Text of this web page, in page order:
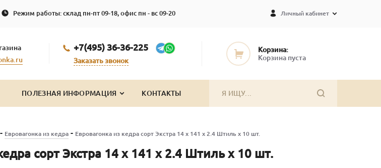
Режим работы: склад пн-пт 09-18, офис пн - вс 09-20 Личный кабинет
+7(495) 36-36-225
Заказать звонок
Корзина:
Корзина пуста
ПОЛЕЗНАЯ ИНФОРМАЦИЯ КОНТАКТЫ
Евровагонка из кедра- Евровагонка из кедра сорт Экстра 14 x 141 x 2.4 Штиль x 10 шт.
сорт Экстра 14 x 141 x 2.4 Штиль x 10 шт.